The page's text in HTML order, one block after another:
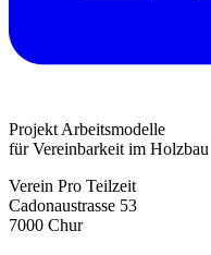
Projekt Arbeitsmodelle
für Vereinbarkeit im Holzbau
Verein Pro Teilzeit
Cadonaustrasse 53
7000 Chur